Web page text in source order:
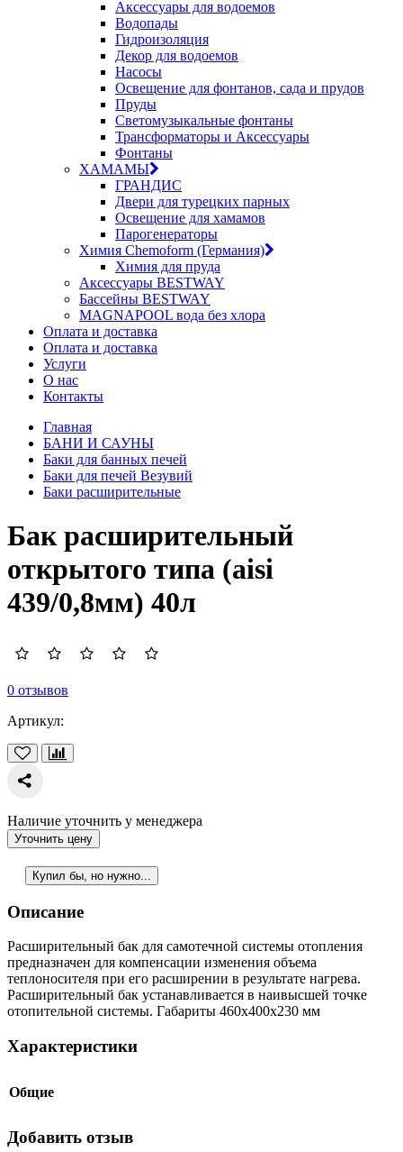
Аксессуары для водоемов
Водопады
Гидроизоляция
Декор для водоемов
Насосы
Освещение для фонтанов, сада и прудов
Пруды
Светомузыкальные фонтаны
Трансформаторы и Аксессуары
Фонтаны
ХАМАМЫ
ГРАНДИС
Двери для турецких парных
Освещение для хамамов
Парогенераторы
Химия Chemoform (Германия)
Химия для пруда
Аксессуары BESTWAY
Бассейны BESTWAY
MAGNAPOOL вода без хлора
Оплата и доставка
Оплата и доставка
Услуги
О нас
Контакты
Главная
БАНИ И САУНЫ
Баки для банных печей
Баки для печей Везувий
Баки расширительные
Бак расширительный
открытого типа (aisi
439/0,8мм) 40л
0 отзывов
Артикул:
Наличие уточнить у менеджера
Уточнить цену
Купил бы, но нужно...
Описание
Расширительный бак для самотечной системы отопления
предназначен для компенсации изменения объема
теплоносителя при его расширении в результате нагрева.
Расширительный бак устанавливается в наивысшей точке
отопительной системы. Габариты 460х400х230 мм
Характеристики
Общие
Добавить отзыв